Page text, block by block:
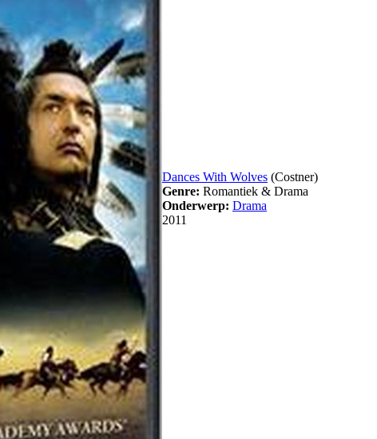
Dances With Wolves (Costner)
Genre: Romantiek & Drama
Onderwerp: Drama
2011